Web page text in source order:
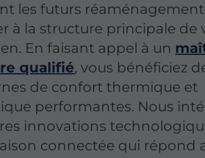
les futurs
à la structure principale de
En faisant appel à un
qualifié, vous bénéficiez
de confort thermique et
performantes. Nous
innovations
connectée qui répond